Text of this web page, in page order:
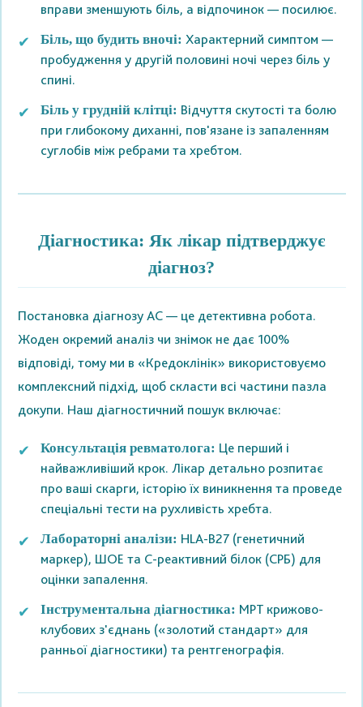
вправи зменшують біль, а відпочинок — посилює.
Біль, що будить вночі: Характерний симптом —
пробудження у другій половині ночі через біль у
спині.
Біль у грудній клітці: Відчуття скутості та болю
при глибокому диханні, пов'язане із запаленням
суглобів між ребрами та хребтом.
Діагностика: Як лікар підтверджує
діагноз?
Постановка діагнозу АС — це детективна робота.
Жоден окремий аналіз чи знімок не дає 100%
відповіді, тому ми в «Кредоклінік» використовуємо
комплексний підхід, щоб скласти всі частини пазла
докупи. Наш діагностичний пошук включає:
Консультація ревматолога: Це перший і
найважливіший крок. Лікар детально розпитає
про ваші скарги, історію їх виникнення та проведе
спеціальні тести на рухливість хребта.
Лабораторні аналізи: HLA-B27 (генетичний
маркер), ШОЕ та С-реактивний білок (СРБ) для
оцінки запалення.
Інструментальна діагностика: МРТ крижово-
клубових з'єднань («золотий стандарт» для
ранньої діагностики) та рентгенографія.